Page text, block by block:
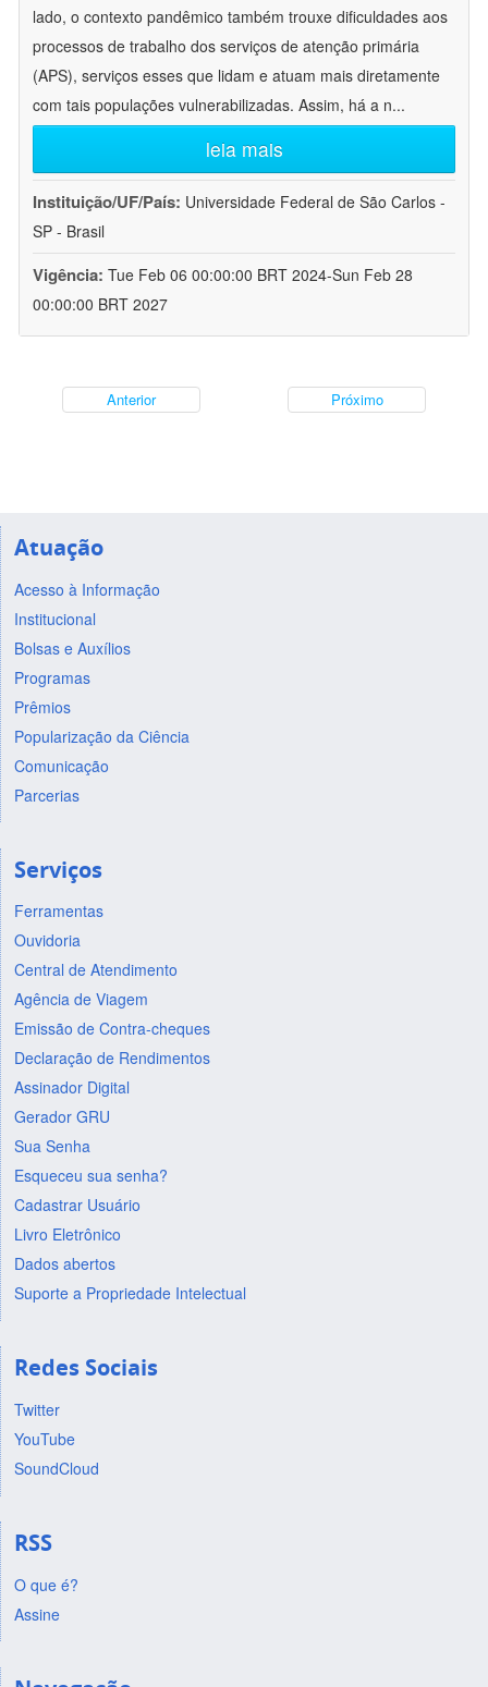
lado, o contexto pandêmico também trouxe dificuldades aos
processos de trabalho dos serviços de atenção primária
(APS), serviços esses que lidam e atuam mais diretamente
com tais populações vulnerabilizadas. Assim, há a n...
leia mais
Instituição/UF/País: Universidade Federal de São Carlos -
SP - Brasil
Vigência: Tue Feb 06 00:00:00 BRT 2024-Sun Feb 28
00:00:00 BRT 2027
Anterior Próximo
Atuação
Acesso à Informação
Institucional
Bolsas e Auxílios
Programas
Prêmios
Popularização da Ciência
Comunicação
Parcerias
Serviços
Ferramentas
Ouvidoria
Central de Atendimento
Agência de Viagem
Emissão de Contra-cheques
Declaração de Rendimentos
Assinador Digital
Gerador GRU
Sua Senha
Esqueceu sua senha?
Cadastrar Usuário
Livro Eletrônico
Dados abertos
Suporte a Propriedade Intelectual
Redes Sociais
Twitter
YouTube
SoundCloud
RSS
O que é?
Assine